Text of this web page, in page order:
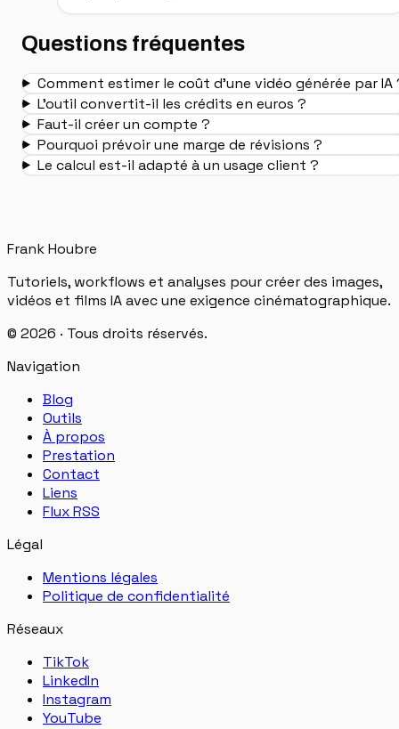
Questions fréquentes
Comment estimer le coût d'une vidéo générée par IA
L'outil convertit-il les crédits en euros ?
Faut-il créer un compte ?
Pourquoi prévoir une marge de révisions ?
Le calcul est-il adapté à un usage client ?
Frank Houbre
Tutoriels, workflows et analyses pour créer des images,
vidéos et films IA avec une exigence cinématographique.
© 2026 · Tous droits réservés.
Navigation
Blog
Outils
À propos
Prestation
Contact
Liens
Flux RSS
Légal
Mentions légales
Politique de confidentialité
Réseaux
TikTok
LinkedIn
Instagram
YouTube